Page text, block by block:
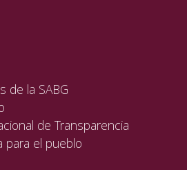
de la SABG
de Transparencia
para el pueblo